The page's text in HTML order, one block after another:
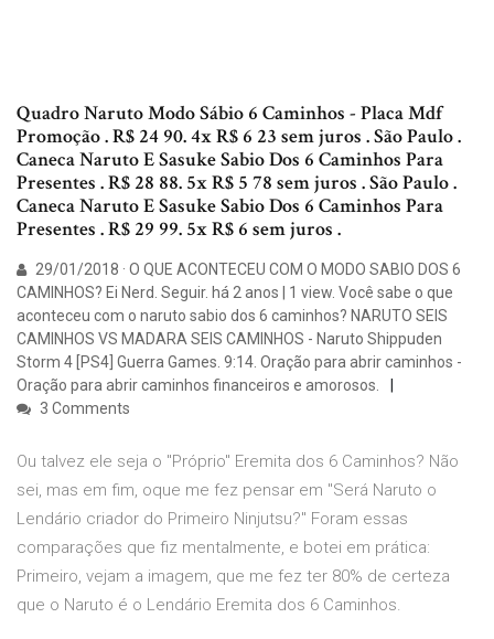
Quadro Naruto Modo Sábio 6 Caminhos - Placa Mdf
Promoção . R$ 24 90. 4x R$ 6 23 sem juros . São Paulo .
Caneca Naruto E Sasuke Sabio Dos 6 Caminhos Para
Presentes . R$ 28 88. 5x R$ 5 78 sem juros . São Paulo .
Caneca Naruto E Sasuke Sabio Dos 6 Caminhos Para
Presentes . R$ 29 99. 5x R$ 6 sem juros .
29/01/2018 · O QUE ACONTECEU COM O MODO SABIO DOS 6
CAMINHOS? Ei Nerd. Seguir. há 2 anos | 1 view. Você sabe o que
aconteceu com o naruto sabio dos 6 caminhos? NARUTO SEIS
CAMINHOS VS MADARA SEIS CAMINHOS - Naruto Shippuden
Storm 4 [PS4] Guerra Games. 9:14. Oração para abrir caminhos -
Oração para abrir caminhos financeiros e amorosos.
3 Comments
Ou talvez ele seja o "Próprio" Eremita dos 6 Caminhos? Não
sei, mas em fim, oque me fez pensar em "Será Naruto o
Lendário criador do Primeiro Ninjutsu?" Foram essas
comparações que fiz mentalmente, e botei em prática:
Primeiro, vejam a imagem, que me fez ter 80% de certeza
que o Naruto é o Lendário Eremita dos 6 Caminhos.